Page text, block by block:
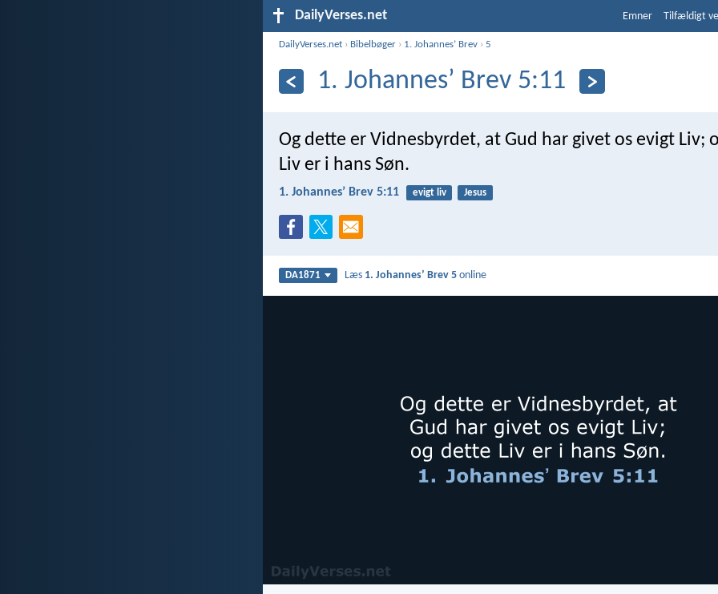
DailyVerses.net Emner Tilfældigt
DailyVerses.net › Bibelbøger › 1. Johannesʼ Brev ›5
1. Johannesʼ Brev 5:11
Og dette er Vidnesbyrdet, at Gud har givet os evigt Liv;
Liv er i hans Søn.
1. Johannesʼ Brev 5:11 evigt liv Jesus
DA1871 Læs 1. Johannesʼ Brev 5 online